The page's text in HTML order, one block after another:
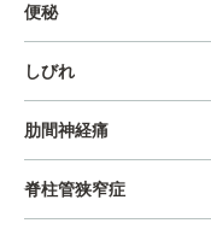
便秘
しびれ
肋間神経痛
脊柱管狭窄症